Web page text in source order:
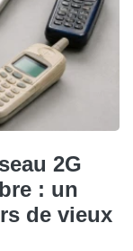
2G
: un
de vieux